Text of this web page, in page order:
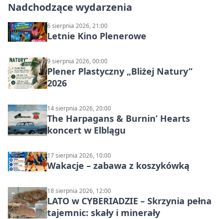
Nadchodzące wydarzenia
6 sierpnia 2026, 21:00
Letnie Kino Plenerowe
9 sierpnia 2026, 00:00
Plener Plastyczny „Bliżej Natury”
2026
14 sierpnia 2026, 20:00
The Harpagans & Burnin’ Hearts
koncert w Elblągu
17 sierpnia 2026, 10:00
Wakacje – zabawa z koszykówką
18 sierpnia 2026, 12:00
LATO w CYBERIADZIE – Skrzynia pełna
tajemnic: skały i minerały